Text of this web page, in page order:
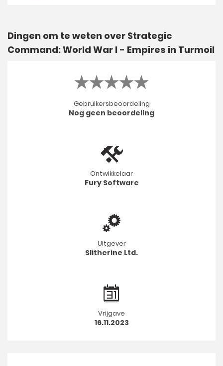
Dingen om te weten over Strategic
Command: World War I - Empires in Turmoil
Gebruikersbeoordeling
Nog geen beoordeling
Ontwikkelaar
Fury Software
Uitgever
Slitherine Ltd.
Vrijgave
16.11.2023